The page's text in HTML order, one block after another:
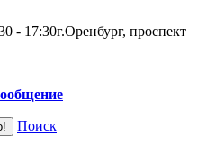
- 17:30г.Оренбург, проспект
Поиск